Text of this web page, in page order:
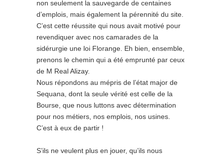
non seulement la sauvegarde de centaines
d’emplois, mais également la pérennité du site.
C’est cette réussite qui nous avait motivé pour
revendiquer avec nos camarades de la
sidérurgie une loi Florange. Eh bien, ensemble,
prenons le chemin qui a été emprunté par ceux
de M Real Alizay.
Nous répondons au mépris de l’état major de
Sequana, dont la seule vérité est celle de la
Bourse, que nous luttons avec détermination
pour nos métiers, nos emplois, nos usines.
C’est à eux de partir !
S’ils ne veulent plus en jouer, qu’ils nous